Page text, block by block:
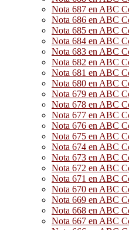
Nota 687 en ABC
Nota 686 en ABC
Nota 685 en ABC
Nota 684 en ABC
Nota 683 en ABC
Nota 682 en ABC
Nota 681 en ABC
Nota 680 en ABC
Nota 679 en ABC
Nota 678 en ABC
Nota 677 en ABC
Nota 676 en ABC
Nota 675 en ABC
Nota 674 en ABC
Nota 673 en ABC
Nota 672 en ABC
Nota 671 en ABC
Nota 670 en ABC
Nota 669 en ABC
Nota 668 en ABC
Nota 667 en ABC